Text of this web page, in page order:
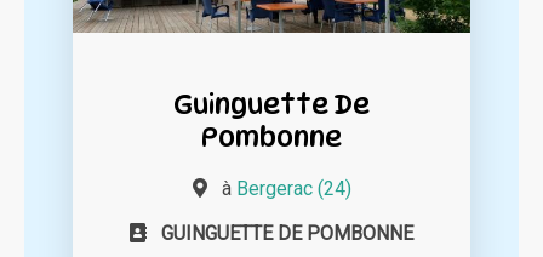
Guinguette De
Pombonne
à Bergerac (24)
GUINGUETTE DE POMBONNE